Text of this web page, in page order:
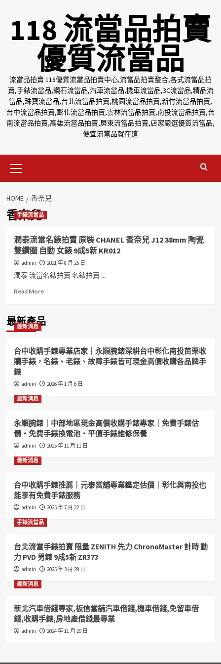
118 流當品拍賣
優質流當品
流當品拍賣 118優質流當品拍賣中心,流當品拍賣整合,各式流當品拍
賣,手錶流當品,鑽石流當品,汽車流當品,機車流當品,3C流當品,精品流
當品,珠寶流當品,台北流當品拍賣,桃園流當品拍賣,新竹流當品拍賣,
台中流當品拍賣,彰化流當品拍賣,雲林流當品拍賣,南投流當品拍賣,台
南流當品拍賣,高雄流當品拍賣,屏東流當品拍賣,店家嚴選優質流當品,
便宜流當品就在這
Menu
HOME 香奈兒
香奈兒
手錶流當品
潤泰流當名錶拍賣 原裝 CHANEL 香奈兒 J12 38mm 陶瓷
雙鑽圈 自動 女錶 9成5新 KR012
admin 2021 年 8 月 25 日
潤泰 流當名錶拍賣 名錶拍賣 ...
Read MoreRead
潤
泰
當
名
錶
賣
香
奈
J12
雙
鑽
圈
動
錶
9
成
5
最新產品
最新消息
台中收購手錶專業店家｜永順腕錶深耕台中彰化南投苗栗收
購手錶，名錶、老錶、故障手錶皆可現金高價收購各品牌手
錶
admin 2026 年 1 月 6 日
最新消息
永順腕錶｜中部地區現金高價收購手錶專家｜免費手錶估
價・免費手錶換電池・平價手錶維修保養
admin 2025 年 11 月 11 日
最新消息
台中收購手錶推薦｜元泰當舖專業鑑定估價｜彰化與南投也
能享有免費手錶服務
admin 2025 年 7 月 22 日
手錶流當品
台北流當手錶拍賣 限量 ZENITH 先力 ChronoMaster 計時 動
力 PVD 男錶 9成5新 ZR373
admin 2025 年 3 月 29 日
最新消息
新北汽車借錢專家,板信當舖汽車借錢,機車借錢,免留車借
錢,收購手錶,房地產借錢最專業
admin 2024 年 11 月 29 日